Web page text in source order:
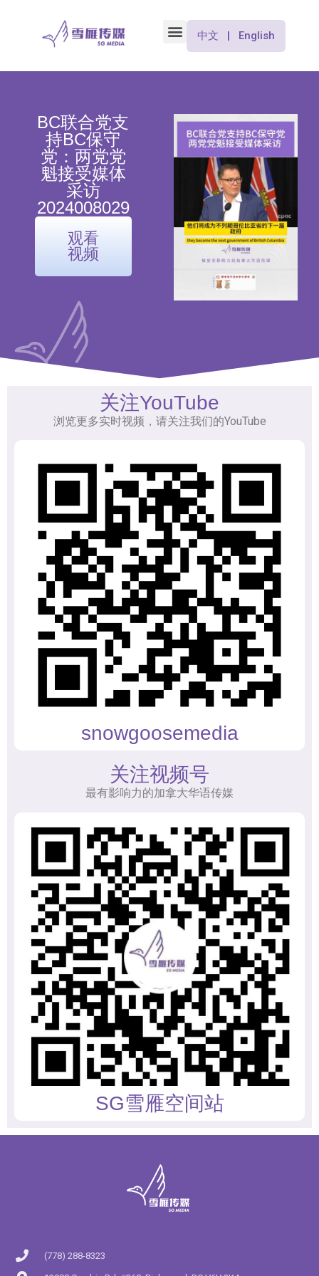
中文 | English
BC联合党支
持BC保守
党：两党党
魁接受媒体
采访
2024008029
观看
视频
关注YouTube
浏览更多实时视频，请关注我们的YouTube
snowgoosemedia
关注视频号
最有影响力的加拿大华语传媒
SG雪雁空间站
(778) 288-8323